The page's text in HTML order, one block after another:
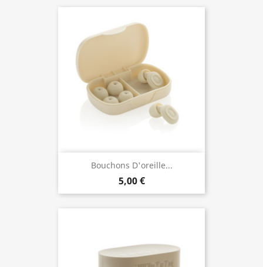
Bouchons D'oreille...
5,00 €